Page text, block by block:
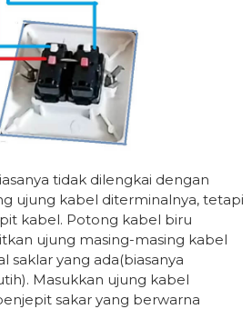
tidak dilengkai dengan
ujung kabel diterminalnya, tetapi
kabel. Potong kabel biru
ujung masing-masing kabel
saklar yang ada(biasanya
Masukkan ujung kabel
sakar yang berwarna